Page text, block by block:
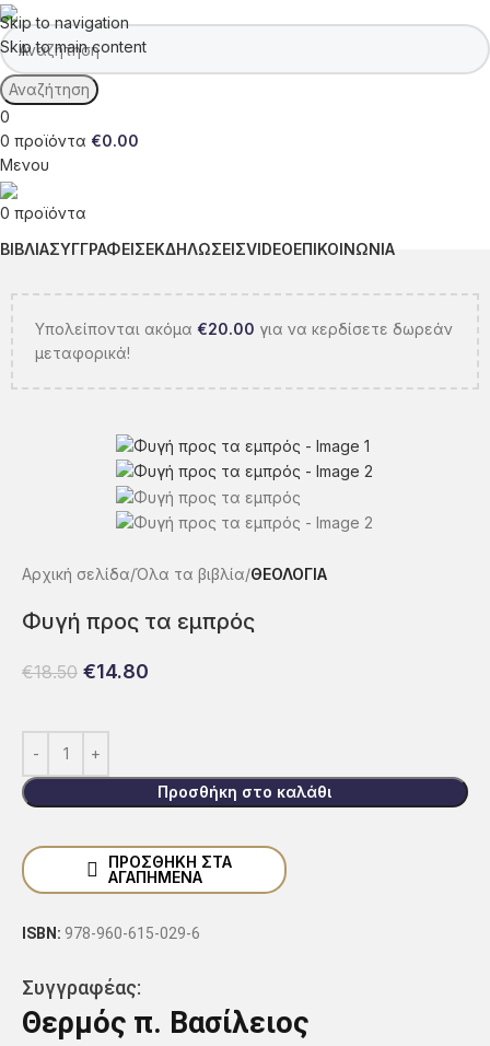
Skip to navigation
Skip to main content
Αναζήτηση
0
0 προϊόντα €0.00
Μενου
0 προϊόντα
ΒΙΒΛΙΑΣΥΓΓΡΑΦΕΙΣΕΚΔΗΛΩΣΕΙΣVIDEOΕΠΙΚΟΙΝΩΝΙΑ
Υπολείπονται ακόμα €20.00 για να κερδίσετε δωρεάν
μεταφορικά!
Αρχική σελίδα Όλα τα βιβλία ΘΕΟΛΟΓΙΑ
Φυγή προς τα εμπρός
€18.50 €14.80
Προσθήκη στο καλάθι
ΠΡΟΣΘΉΚΗ ΣΤΑ
ΑΓΑΠΗΜΈΝΑ
ISBN: 978-960-615-029-6
Συγγραφέας:
Θερμός π. Βασίλειος